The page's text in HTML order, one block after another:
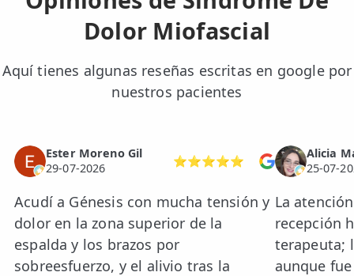
Dolor Miofascial
Aquí tienes algunas reseñas escritas en google por
nuestros pacientes
Ester Moreno Gil
29-07-2026
⭐⭐⭐⭐⭐
Acudí a Génesis con mucha tensión y
dolor en la zona superior de la
espalda y los brazos por
sobreesfuerzo, y el alivio tras la
Alicia
25-07-
La
recepción
terapeuta;
aunque